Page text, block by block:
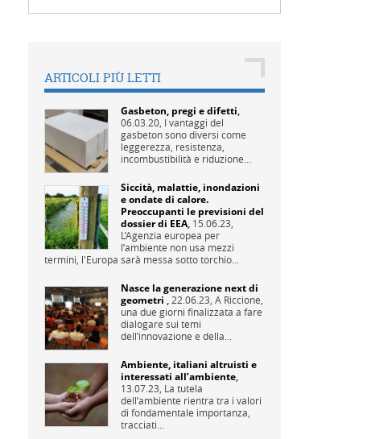
ARTICOLI PIÙ LETTI
Gasbeton, pregi e difetti,
06.03.20, I vantaggi del
gasbeton sono diversi come
leggerezza, resistenza,
incombustibilità e riduzione...
Siccità, malattie, inondazioni
e ondate di calore.
Preoccupanti le previsioni del
dossier di EEA, 15.06.23,
L’Agenzia europea per
l’ambiente non usa mezzi
termini, l'Europa sarà messa sotto torchio...
Nasce la generazione next di
geometri , 22.06.23, A Riccione,
una due giorni finalizzata a fare
dialogare sui temi
dell’innovazione e della...
Ambiente, italiani altruisti e
interessati all’ambiente,
13.07.23, La tutela
dell’ambiente rientra tra i valori
di fondamentale importanza,
tracciati...